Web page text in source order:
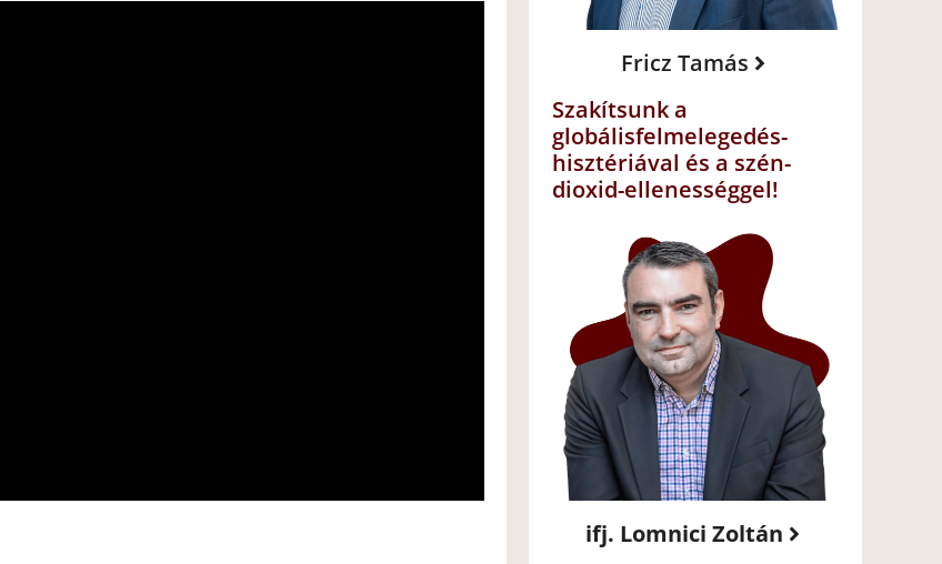
Fricz Tamás
Szakítsunk a
globálisfelmelegedés-
hisztériával és a szén-
dioxid-ellenességgel!
ifj. Lomnici Zoltán